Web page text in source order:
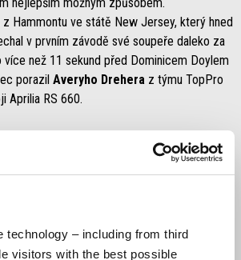
technology – including from third
visitors with the best possible
Hammontu ve státě New Jersey, který hned
v prvním závodě své soupeře daleko za
než 11 sekund před Dominicem Doylem
porazil Averyho Drehera z týmu TopPro
Aprilia RS 660.
zopakoval svůj vítězný výkon, když se ve
okamžitě se odpoutal od svých soupeřů a
osamocen. Po havárii Averyho Drehera
- Powered by Robem Engineering. Ve
(Suzuki) těsně urval třetí místo.